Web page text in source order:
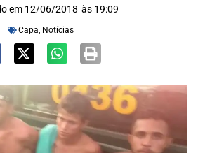
em 12/06/2018 às 19:09
Capa, Notícias